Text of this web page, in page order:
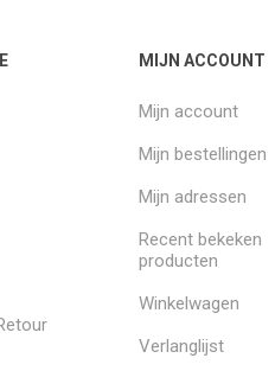
MIJN ACCOUNT
Mijn account
Mijn bestellingen
Mijn adressen
Recent bekeken
producten
Winkelwagen
Verlanglijst